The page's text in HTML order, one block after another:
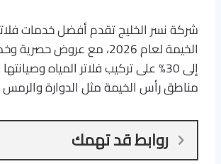
شركة نسر الخليج تقدم أفضل خدمات
الخيمة لعام 2026، مع عروض
إلى 30% على تركيب فلاتر المياه
مناطق رأس الخيمة مثل الدوارة والرمس
روابط قد تهمك